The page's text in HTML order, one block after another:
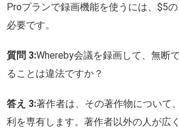
Proプランで録画機能を使うには、$5
必要です。
質問 3:Whereby会議を録画して、無断
ることは違法ですか？
答え 3:著作者は、その著作物について
利を専有します。著作者以外の人が広